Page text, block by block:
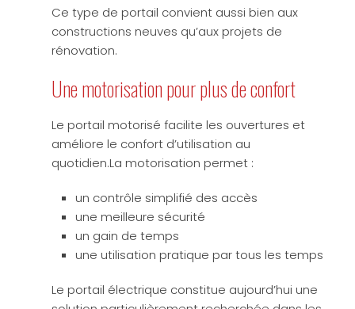
Ce type de portail convient aussi bien aux
constructions neuves qu’aux projets de
rénovation.
Une motorisation pour plus de confort
Le portail motorisé facilite les ouvertures et
améliore le confort d’utilisation au
quotidien.La motorisation permet :
un contrôle simplifié des accès
une meilleure sécurité
un gain de temps
une utilisation pratique par tous les temps
Le portail électrique constitue aujourd’hui une